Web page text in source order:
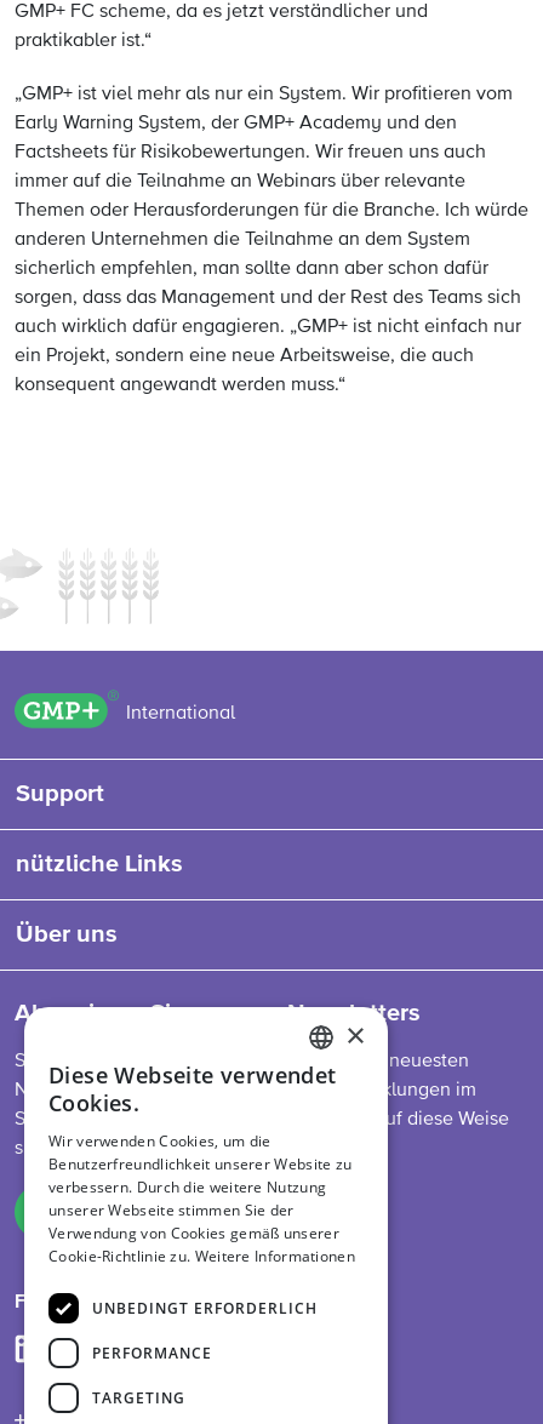
GMP+ FC scheme, da es jetzt verständlicher und
praktikabler ist.“
„GMP+ ist viel mehr als nur ein System. Wir profitieren vom
Early Warning System, der GMP+ Academy und den
Factsheets für Risikobewertungen. Wir freuen uns auch
immer auf die Teilnahme an Webinars über relevante
Themen oder Herausforderungen für die Branche. Ich würde
anderen Unternehmen die Teilnahme an dem System
sicherlich empfehlen, man sollte dann aber schon dafür
sorgen, dass das Management und der Rest des Teams sich
auch wirklich dafür engagieren. „GMP+ ist nicht einfach nur
ein Projekt, sondern eine neue Arbeitsweise, die auch
konsequent angewandt werden muss.“
GMP+ logo
International
Support
nützliche Links
Über uns
Abonnieren Sie unseren Newsletters
So bleiben Sie auf dem Laufenden über die neuesten
Nachrichten zu unserem Programm, Entwicklungen im
Sektor, Futtermittelvorschriften und mehr. Auf diese Weise
sind Sie immer informiert.
Melden Sie sich an
Folge uns auf
ENGLISH
GERMAN
×
Diese Webseite verwendet
Cookies.
Wir verwenden Cookies, um die
Benutzerfreundlichkeit unserer Website zu
verbessern. Durch die weitere Nutzung
unserer Webseite stimmen Sie der
Verwendung von Cookies gemäß unserer
Cookie-Richtlinie zu. Weitere Informationen
UNBEDINGT ERFORDERLICH
PERFORMANCE
TARGETING